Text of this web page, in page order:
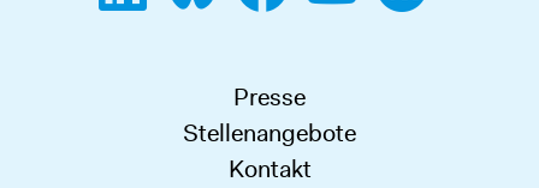
Presse
Stellenangebote
Kontakt